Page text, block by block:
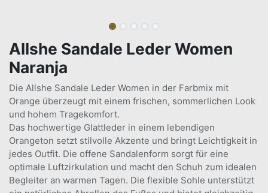
Allshe Sandale Leder Women
Naranja
Die Allshe Sandale Leder Women in der Farbmix mit
Orange überzeugt mit einem frischen, sommerlichen Look
und hohem Tragekomfort.
Das hochwertige Glattleder in einem lebendigen
Orangeton setzt stilvolle Akzente und bringt Leichtigkeit in
jedes Outfit. Die offene Sandalenform sorgt für eine
optimale Luftzirkulation und macht den Schuh zum idealen
Begleiter an warmen Tagen. Die flexible Sohle unterstützt